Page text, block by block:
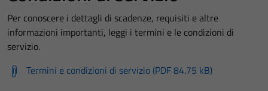
Per conoscere i dettagli di scadenze, requisiti e altre
informazioni importanti, leggi i termini e le condizioni di
servizio.
Termini e condizioni di servizio (PDF 84.75 kB)